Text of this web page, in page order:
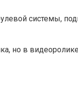
системы,
но в